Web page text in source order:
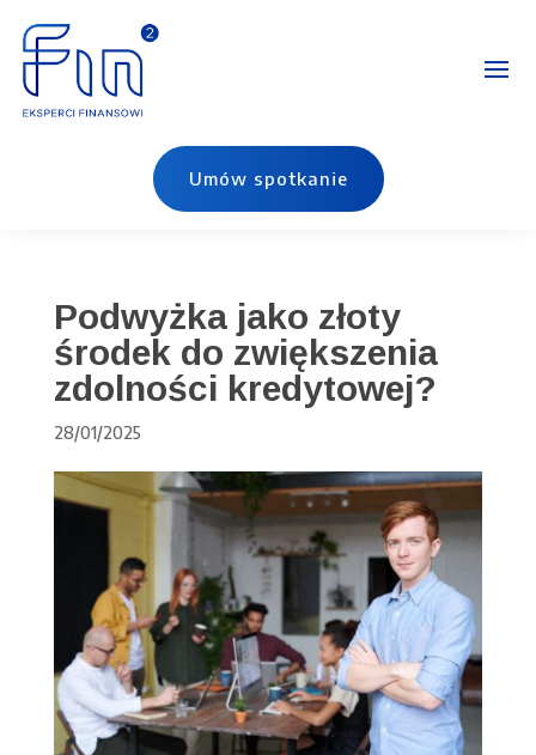
Umów spotkanie
Podwyżka jako złoty
środek do zwiększenia
zdolności kredytowej?
28/01/2025